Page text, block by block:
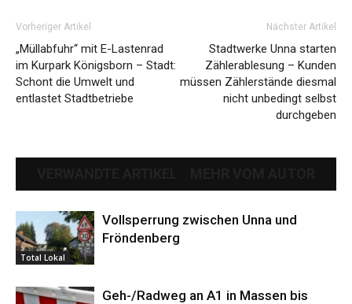
Vorheriger Artikel
„Müllabfuhr“ mit E-Lastenrad
im Kurpark Königsborn – Stadt:
Schont die Umwelt und
entlastet Stadtbetriebe
Nächster Artikel
Stadtwerke Unna starten
Zählerablesung – Kunden
müssen Zählerstände diesmal
nicht unbedingt selbst
durchgeben
Total Lokal
Vollsperrung zwischen Unna und
Fröndenberg
Geh-/Radweg an A1 in Massen bis